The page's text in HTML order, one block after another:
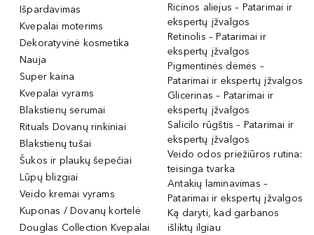
Išpardavimas
Kvepalai moterims
Dekoratyvinė kosmetika
Nauja
Super kaina
Kvepalai vyrams
Blakstienų serumai
Rituals Dovanų rinkiniai
Blakstienų tušai
Šukos ir plaukų šepečiai
Lūpų blizgiai
Veido kremai vyrams
Kuponas / Dovanų kortelė
Douglas Collection Kvepalai
Ricinos aliejus – Patarimai ir
ekspertų įžvalgos
Retinolis – Patarimai ir
ekspertų įžvalgos
Pigmentinės dėmės –
Patarimai ir ekspertų įžvalgos
Glicerinas – Patarimai ir
ekspertų įžvalgos
Salicilo rūgštis – Patarimai ir
ekspertų įžvalgos
Veido odos priežiūros rutina:
teisinga tvarka
Antakių laminavimas –
Patarimai ir ekspertų įžvalgos
Ką daryti, kad garbanos
išliktų ilgiau